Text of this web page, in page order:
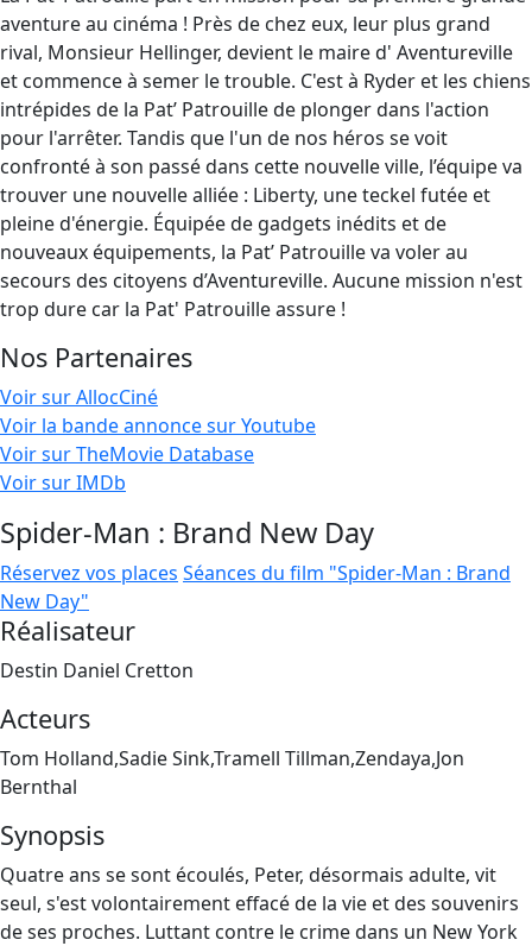
aventure au cinéma ! Près de chez eux, leur plus grand
rival, Monsieur Hellinger, devient le maire d' Aventureville
et commence à semer le trouble. C'est à Ryder et les chiens
intrépides de la Pat’ Patrouille de plonger dans l'action
pour l'arrêter. Tandis que l'un de nos héros se voit
confronté à son passé dans cette nouvelle ville, l’équipe va
trouver une nouvelle alliée : Liberty, une teckel futée et
pleine d'énergie. Équipée de gadgets inédits et de
nouveaux équipements, la Pat’ Patrouille va voler au
secours des citoyens d’Aventureville. Aucune mission n'est
trop dure car la Pat' Patrouille assure !
Nos Partenaires
Voir sur AllocCiné
Voir la bande annonce sur Youtube
Voir sur TheMovie Database
Voir sur IMDb
Spider-Man : Brand New Day
Réservez vos places Séances du film "Spider-Man : Brand
New Day"
Réalisateur
Destin Daniel Cretton
Acteurs
Tom Holland,Sadie Sink,Tramell Tillman,Zendaya,Jon
Bernthal
Synopsis
Quatre ans se sont écoulés, Peter, désormais adulte, vit
seul, s'est volontairement effacé de la vie et des souvenirs
de ses proches. Luttant contre le crime dans un New York